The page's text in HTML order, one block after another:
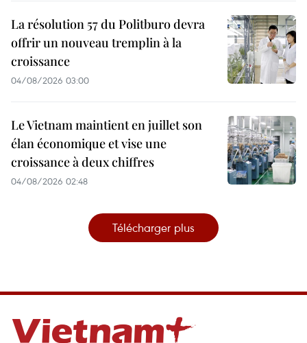
La résolution 57 du Politburo devra
offrir un nouveau tremplin à la
croissance
04/08/2026 03:00
Le Vietnam maintient en juillet son
élan économique et vise une
croissance à deux chiffres
04/08/2026 02:48
Télécharger plus